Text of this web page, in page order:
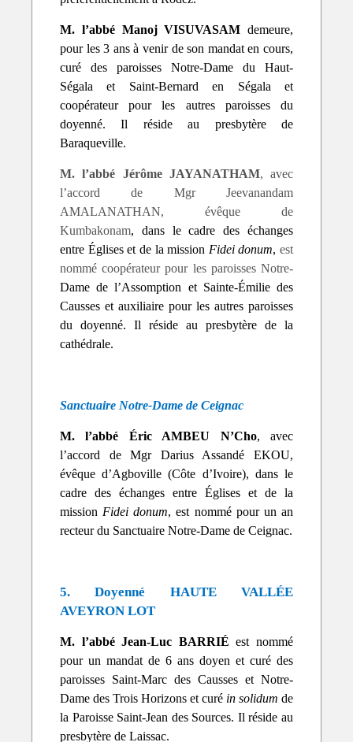
M. l’abbé Manoj VISUVASAM demeure,
pour les 3 ans à venir de son mandat en cours,
curé des paroisses Notre-Dame du Haut-
Ségala et Saint-Bernard en Ségala et
coopérateur pour les autres paroisses du
doyenné. Il réside au presbytère de
Baraqueville.
M. l’abbé Jérôme JAYANATHAM, avec
l’accord de Mgr Jeevanandam
AMALANATHAN, évêque de
Kumbakonam, dans le cadre des échanges
entre Églises et de la mission Fidei donum, est
nommé coopérateur pour les paroisses Notre-
Dame de l’Assomption et Sainte-Émilie des
Causses et auxiliaire pour les autres paroisses
du doyenné. Il réside au presbytère de la
cathédrale.
Sanctuaire Notre-Dame de Ceignac
M. l’abbé Éric AMBEU N’Cho, avec
l’accord de Mgr Darius Assandé EKOU,
évêque d’Agboville (Côte d’Ivoire), dans le
cadre des échanges entre Églises et de la
mission Fidei donum, est nommé pour un an
recteur du Sanctuaire Notre-Dame de Ceignac.
5. Doyenné HAUTE VALLÉE
AVEYRON LOT
M. l’abbé Jean-Luc BARRIÉest nommé
pour un mandat de 6 ans doyen et curé des
paroisses Saint-Marc des Causses et Notre-
Dame des Trois Horizons et curé in solidum de
la Paroisse Saint-Jean des Sources. Il réside au
presbytère de Laissac.